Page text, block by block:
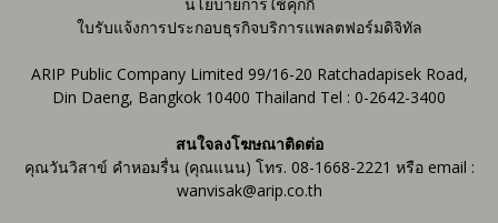
นโยบายการใช้คุกกี้
ใบรับแจ้งการประกอบธุรกิจบริการแพลตฟอร์มดิจิทัล
ARIP Public Company Limited 99/16-20 Ratchadapisek Road,
Din Daeng, Bangkok 10400 Thailand Tel : 0-2642-3400
สนใจลงโฆษณาติดต่อ
คุณวันวิสาข์ คำหอมรื่น (คุณแนน) โทร. 08-1668-2221 หรือ email :
wanvisak@arip.co.th